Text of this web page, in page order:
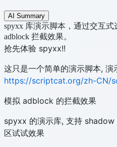
AI Summary
spyxx 库演示脚本，通过交互
adblock 拦截效果。
抢先体验 spyxx!!
这只是一个简单的演示脚本,
https://scriptcat.org/zh-CN/
模拟 adblock 的拦截效果
spyxx 的演示库, 支持
区试试效果